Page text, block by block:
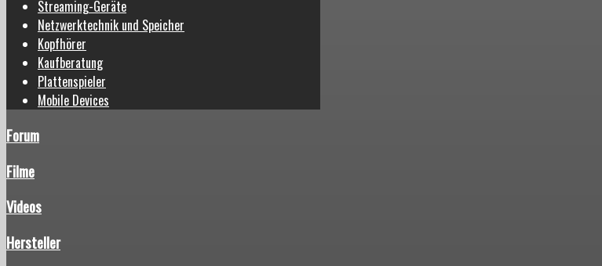
Streaming-Geräte
Netzwerktechnik und Speicher
Kopfhörer
Kaufberatung
Plattenspieler
Mobile Devices
Forum
Filme
Videos
Hersteller